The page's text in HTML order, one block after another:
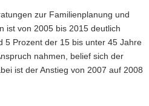
zur Familienplanung und
ist von 2005 bis 2015 deutlich
5 Prozent der 15 bis unter 45 Jahre
nahmen, belief sich der
ist der Anstieg von 2007 auf 2008